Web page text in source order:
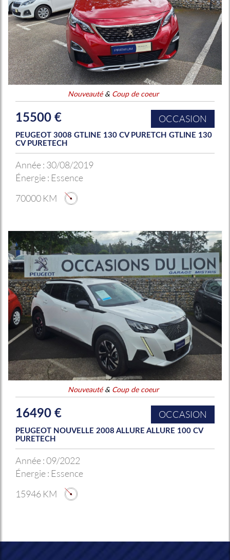
Nouveauté& Coup de coeur
15500 € OCCASION
PEUGEOT 3008 GTLINE 130 CV PURETCH GTLINE 130
CV PURETECH
Année : 30/08/2019
Énergie : Essence
70000 KM
Nouveauté& Coup de coeur
16490 € OCCASION
PEUGEOT NOUVELLE 2008 ALLURE ALLURE 100 CV
PURETECH
Année :09/2022
Énergie : Essence
15946 KM